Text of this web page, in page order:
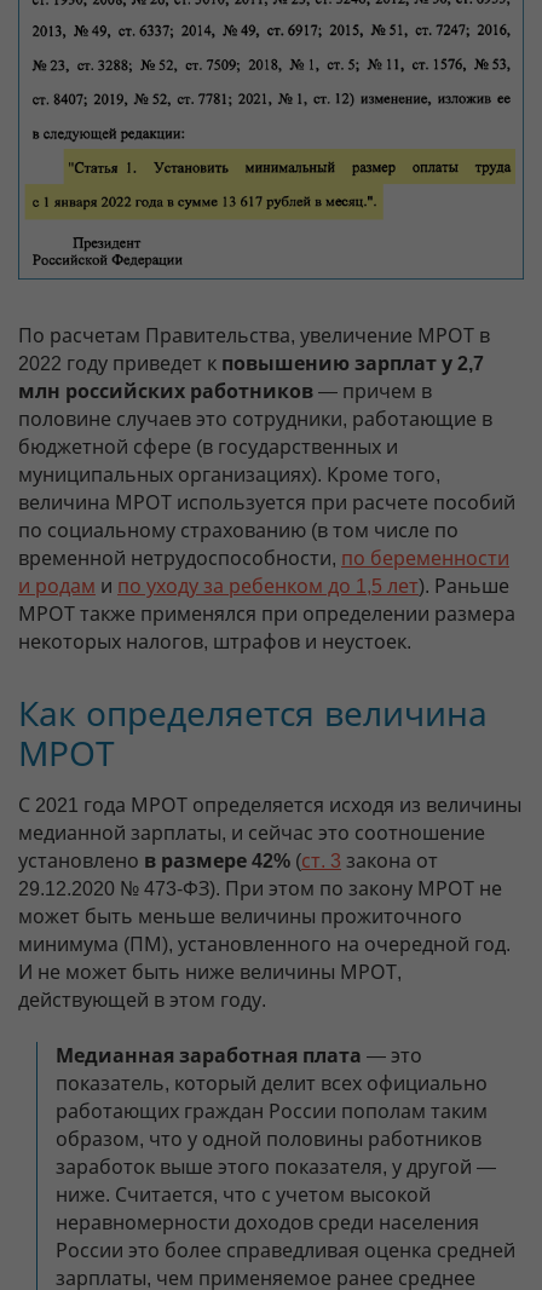
По расчетам Правительства, увеличение МРОТ в
2022 году приведет к повышению зарплат у 2,7
млн российских работников — причем в
половине случаев это сотрудники, работающие в
бюджетной сфере (в государственных и
муниципальных организациях). Кроме того,
величина МРОТ используется при расчете пособий
по социальному страхованию (в том числе по
временной нетрудоспособности, по беременности
и родам и по уходу за ребенком до 1,5 лет). Раньше
МРОТ также применялся при определении размера
некоторых налогов, штрафов и неустоек.
Как определяется величина
МРОТ
С 2021 года МРОТ определяется исходя из величины
медианной зарплаты, и сейчас это соотношение
установлено в размере 42% (ст. 3 закона от
29.12.2020 № 473-ФЗ). При этом по закону МРОТ не
может быть меньше величины прожиточного
минимума (ПМ), установленного на очередной год.
И не может быть ниже величины МРОТ,
действующей в этом году.
Медианная заработная плата — это
показатель, который делит всех официально
работающих граждан России пополам таким
образом, что у одной половины работников
заработок выше этого показателя, у другой —
ниже. Считается, что с учетом высокой
неравномерности доходов среди населения
России это более справедливая оценка средней
зарплаты, чем применяемое ранее среднее